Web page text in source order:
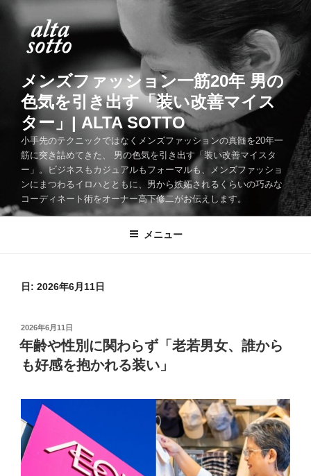
メンズファッション一筋20年 男の
色気を引き出す「装い改善マイス
ター」| ALTA SOTTO
小手先のテクニックではなくメンズファッションの真髄を20年一
筋に突き詰めてきた、 男の色気を引き出す「装い改善マイスタ
ー」。ビジネスもカジュアルもフォーマルも、メンズファッショ
ンにまつわるイロハとともに、男から嫉妬されるくらいの巧みな
コーディネート術をオーナー高下修二がお伝えします。
メニュー
日: 2026年6月11日
投
稿
日:
2026年6月11日
年齢や性別に関わらず「老若男女、誰から
も好感を抱かれる装い」